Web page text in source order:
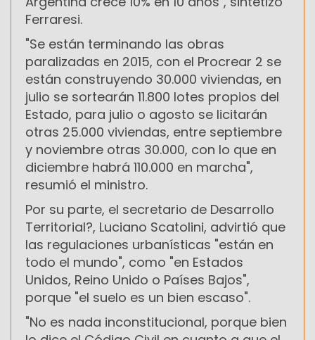
Ferraresi.
"Se están terminando las obras
paralizadas en 2015, con el Procrear 2 se
están construyendo 30.000 viviendas, en
julio se sortearán 11.800 lotes propios del
Estado, para julio o agosto se licitarán
otras 25.000 viviendas, entre septiembre
y noviembre otras 30.000, con lo que en
diciembre habrá 110.000 en marcha",
resumió el ministro.
Por su parte, el secretario de Desarrollo
Territorial?, Luciano Scatolini, advirtió que
las regulaciones urbanísticas "están en
todo el mundo", como "en Estados
Unidos, Reino Unido o Países Bajos",
porque "el suelo es un bien escaso".
"No es nada inconstitucional, porque bien